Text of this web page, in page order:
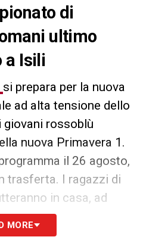
di
ultimo
a Isili
si prepara per la nuova
ad alta tensione dello
rossoblù
nuova Primavera 1.
il 26 agosto,
trasferta. I ragazzi di
in casa, ad
Inter. Nella giornata di
giorno del ritiro che i
MORE